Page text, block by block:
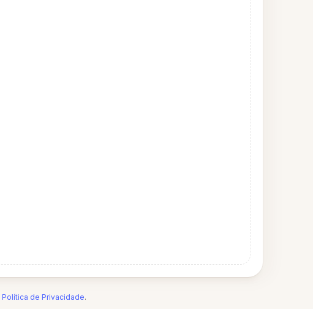
Política de Privacidade.